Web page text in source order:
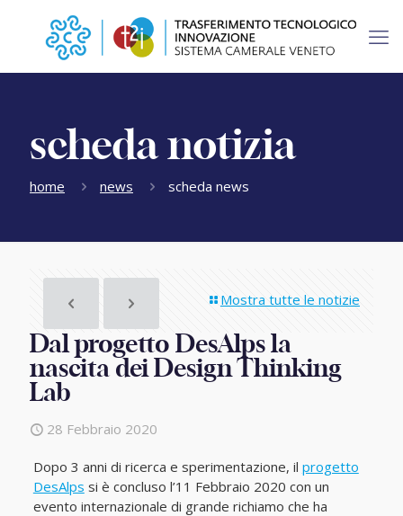
scheda notizia
home news scheda news
Mostra tutte le notizie
Dal progetto DesAlps la
nascita dei Design Thinking
Lab
28 Febbraio 2020
Dopo 3 anni di ricerca e sperimentazione, il progetto
DesAlps si è concluso l’11 Febbraio 2020 con un
evento internazionale di grande richiamo che ha